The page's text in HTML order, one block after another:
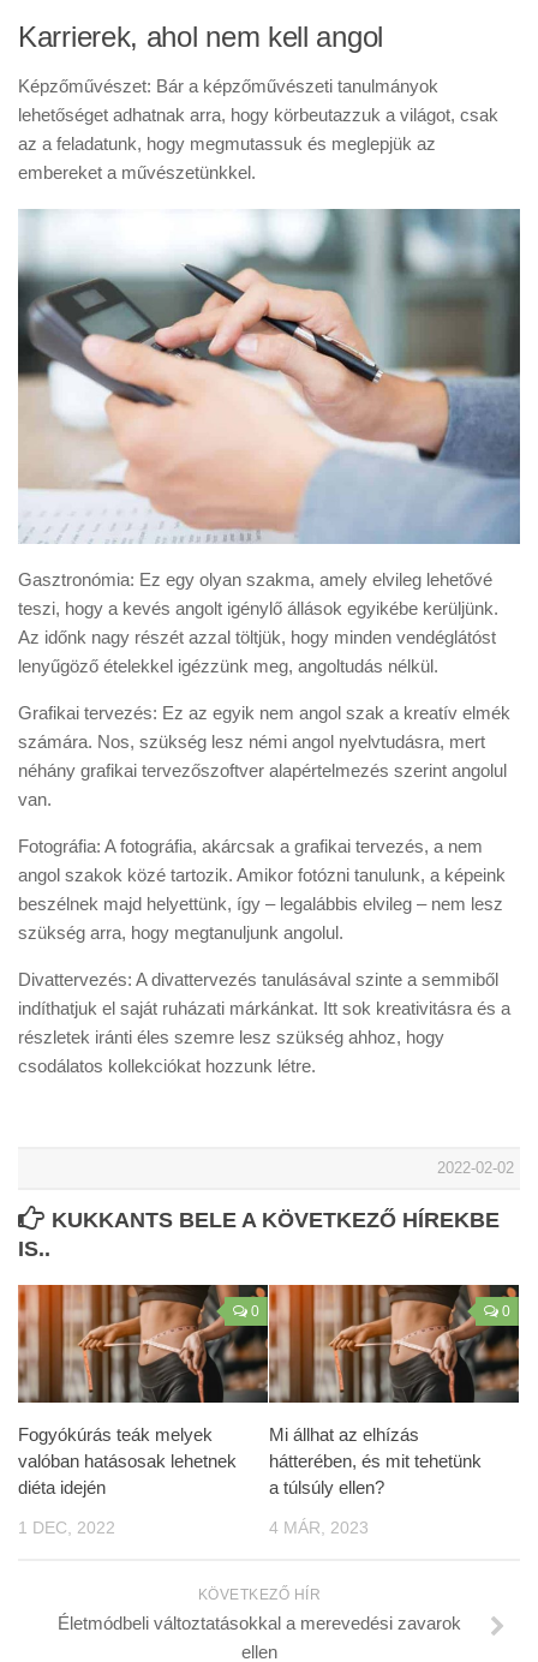
Karrierek, ahol nem kell angol
Képzőművészet: Bár a képzőművészeti tanulmányok
lehetőséget adhatnak arra, hogy körbeutazzuk a világot, csak
az a feladatunk, hogy megmutassuk és meglepjük az
embereket a művészetünkkel.
Gasztronómia: Ez egy olyan szakma, amely elvileg lehetővé
teszi, hogy a kevés angolt igénylő állások egyikébe kerüljünk.
Az időnk nagy részét azzal töltjük, hogy minden vendéglátóst
lenyűgöző ételekkel igézzünk meg, angoltudás nélkül.
Grafikai tervezés: Ez az egyik nem angol szak a kreatív elmék
számára. Nos, szükség lesz némi angol nyelvtudásra, mert
néhány grafikai tervezőszoftver alapértelmezés szerint angolul
van.
Fotográfia: A fotográfia, akárcsak a grafikai tervezés, a nem
angol szakok közé tartozik. Amikor fotózni tanulunk, a képeink
beszélnek majd helyettünk, így – legalábbis elvileg – nem lesz
szükség arra, hogy megtanuljunk angolul.
Divattervezés: A divattervezés tanulásával szinte a semmiből
indíthatjuk el saját ruházati márkánkat. Itt sok kreativitásra és a
részletek iránti éles szemre lesz szükség ahhoz, hogy
csodálatos kollekciókat hozzunk létre.
2022-02-02
KUKKANTS BELE A KÖVETKEZŐ HÍREKBE
IS..
0
Fogyókúrás teák melyek
valóban hatásosak lehetnek
diéta idején
1 DEC, 2022
0
Mi állhat az elhízás
hátterében, és mit tehetünk
a túlsúly ellen?
4 MÁR, 2023
KÖVETKEZŐ HÍR
Életmódbeli változtatásokkal a merevedési zavarok
ellen